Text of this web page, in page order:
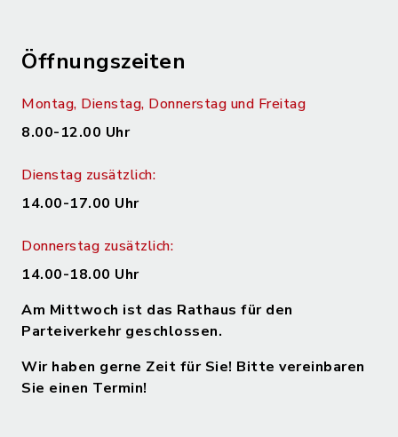
Öffnungszeiten
Montag, Dienstag, Donnerstag und Freitag
8.00-12.00 Uhr
Dienstag zusätzlich:
14.00-17.00 Uhr
Donnerstag zusätzlich:
14.00-18.00 Uhr
Am Mittwoch ist das Rathaus für den
Parteiverkehr geschlossen.
Wir haben gerne Zeit für Sie! Bitte vereinbaren
Sie einen Termin!